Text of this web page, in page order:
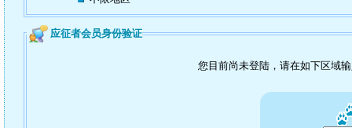
应征者会员身份验证
您目前尚未登陆，请在如下区域